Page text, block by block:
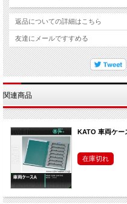
返品についての詳細はこちら
友達にメールですすめる
関連商品
KATO 車両ケー
在庫切れ